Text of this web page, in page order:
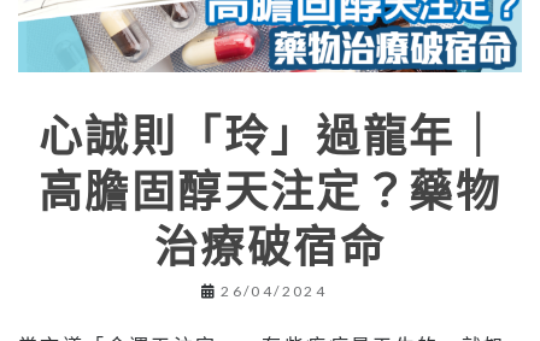
心誠則「玲」過龍年｜
⾼膽固醇天注定？藥物
治療破宿命
26/04/2024